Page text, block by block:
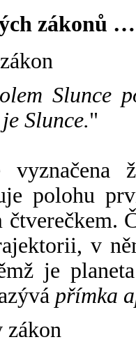
zákonů …
Slunce
Slunce."
polohu
v
je
přímka
zákon